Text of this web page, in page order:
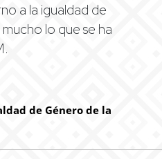
a la igualdad de
lo que se ha
de Género de la